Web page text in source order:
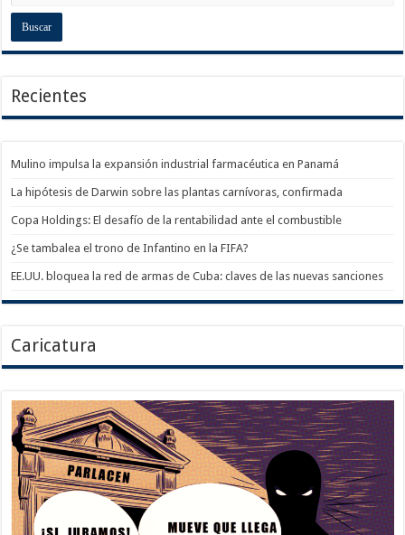
Recientes
Mulino impulsa la expansión industrial farmacéutica en Panamá
La hipótesis de Darwin sobre las plantas carnívoras, confirmada
Copa Holdings: El desafío de la rentabilidad ante el combustible
¿Se tambalea el trono de Infantino en la FIFA?
EE.UU. bloquea la red de armas de Cuba: claves de las nuevas sanciones
Caricatura